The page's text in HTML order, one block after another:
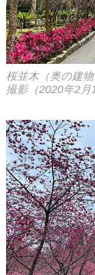
桜並木（奥の建
撮影（2020年2月